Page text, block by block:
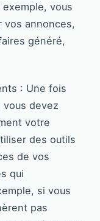
vous
vos annonces,
généré,
: Une fois
vous devez
votre
des outils
de vos
qui
si vous
pas